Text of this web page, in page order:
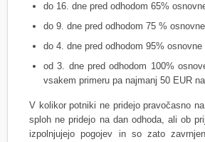
do 16. dne pred odhodom 65%
do 9. dne pred odhodom 75 %
do 4. dne pred odhodom 95%
od 3. dne pred odhodom 100%
vsakem primeru pa najmanj 50 EUR
V kolikor potniki ne pridejo pravočasno
sploh ne pridejo na dan odhoda, ali ob
izpolnjujejo pogojev in so zato